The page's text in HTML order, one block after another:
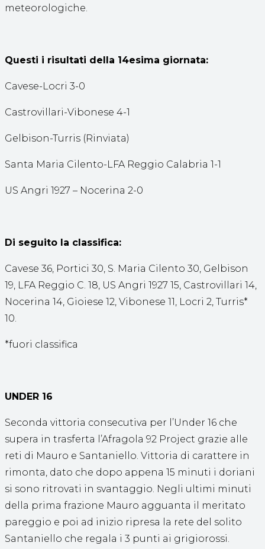
meteorologiche.
Questi i risultati della 14esima giornata:
Cavese-Locri 3-0
Castrovillari-Vibonese 4-1
Gelbison-Turris (Rinviata)
Santa Maria Cilento-LFA Reggio Calabria 1-1
US Angri 1927 – Nocerina 2-0
Di seguito la classifica:
Cavese 36, Portici 30, S. Maria Cilento 30, Gelbison
19, LFA Reggio C. 18, US Angri 1927 15, Castrovillari 14,
Nocerina 14, Gioiese 12, Vibonese 11, Locri 2, Turris*
10.
*fuori classifica
UNDER 16
Seconda vittoria consecutiva per l’Under 16 che
supera in trasferta l’Afragola 92 Project grazie alle
reti di Mauro e Santaniello. Vittoria di carattere in
rimonta, dato che dopo appena 15 minuti i doriani
si sono ritrovati in svantaggio. Negli ultimi minuti
della prima frazione Mauro agguanta il meritato
pareggio e poi ad inizio ripresa la rete del solito
Santaniello che regala i 3 punti ai grigiorossi.